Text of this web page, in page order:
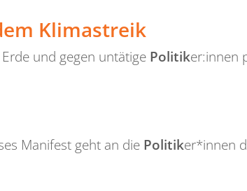
Klimastreik
und gegen untätige Politiker:innen
Manifest geht an die Politiker*innen